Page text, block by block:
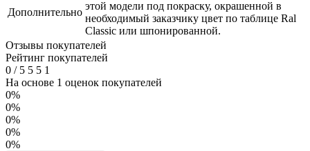
Дополнительно
этой модели под покраску, окрашенной в
необходимый заказчику цвет по таблице Ral
Classic или шпонированной.
Отзывы покупателей
Рейтинг покупателей
0 /5 5 5 1
На основе 1 оценок покупателей
0%
0%
0%
0%
0%